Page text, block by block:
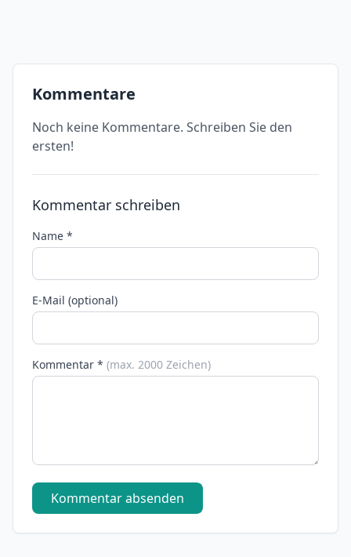
Kommentare
Noch keine Kommentare. Schreiben Sie den
ersten!
Kommentar schreiben
Name *
E-Mail (optional)
Kommentar * (max. 2000 Zeichen)
Kommentar absenden